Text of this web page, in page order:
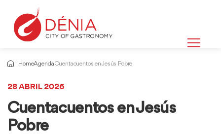
HomeAgendaCuentacuentos en Jesús Pobre
28 ABRIL 2026
Cuentacuentos en Jesús
Pobre